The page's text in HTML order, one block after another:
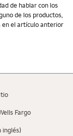
de hablar con los
de los productos,
en el artículo anterior
Fargo
inglés)